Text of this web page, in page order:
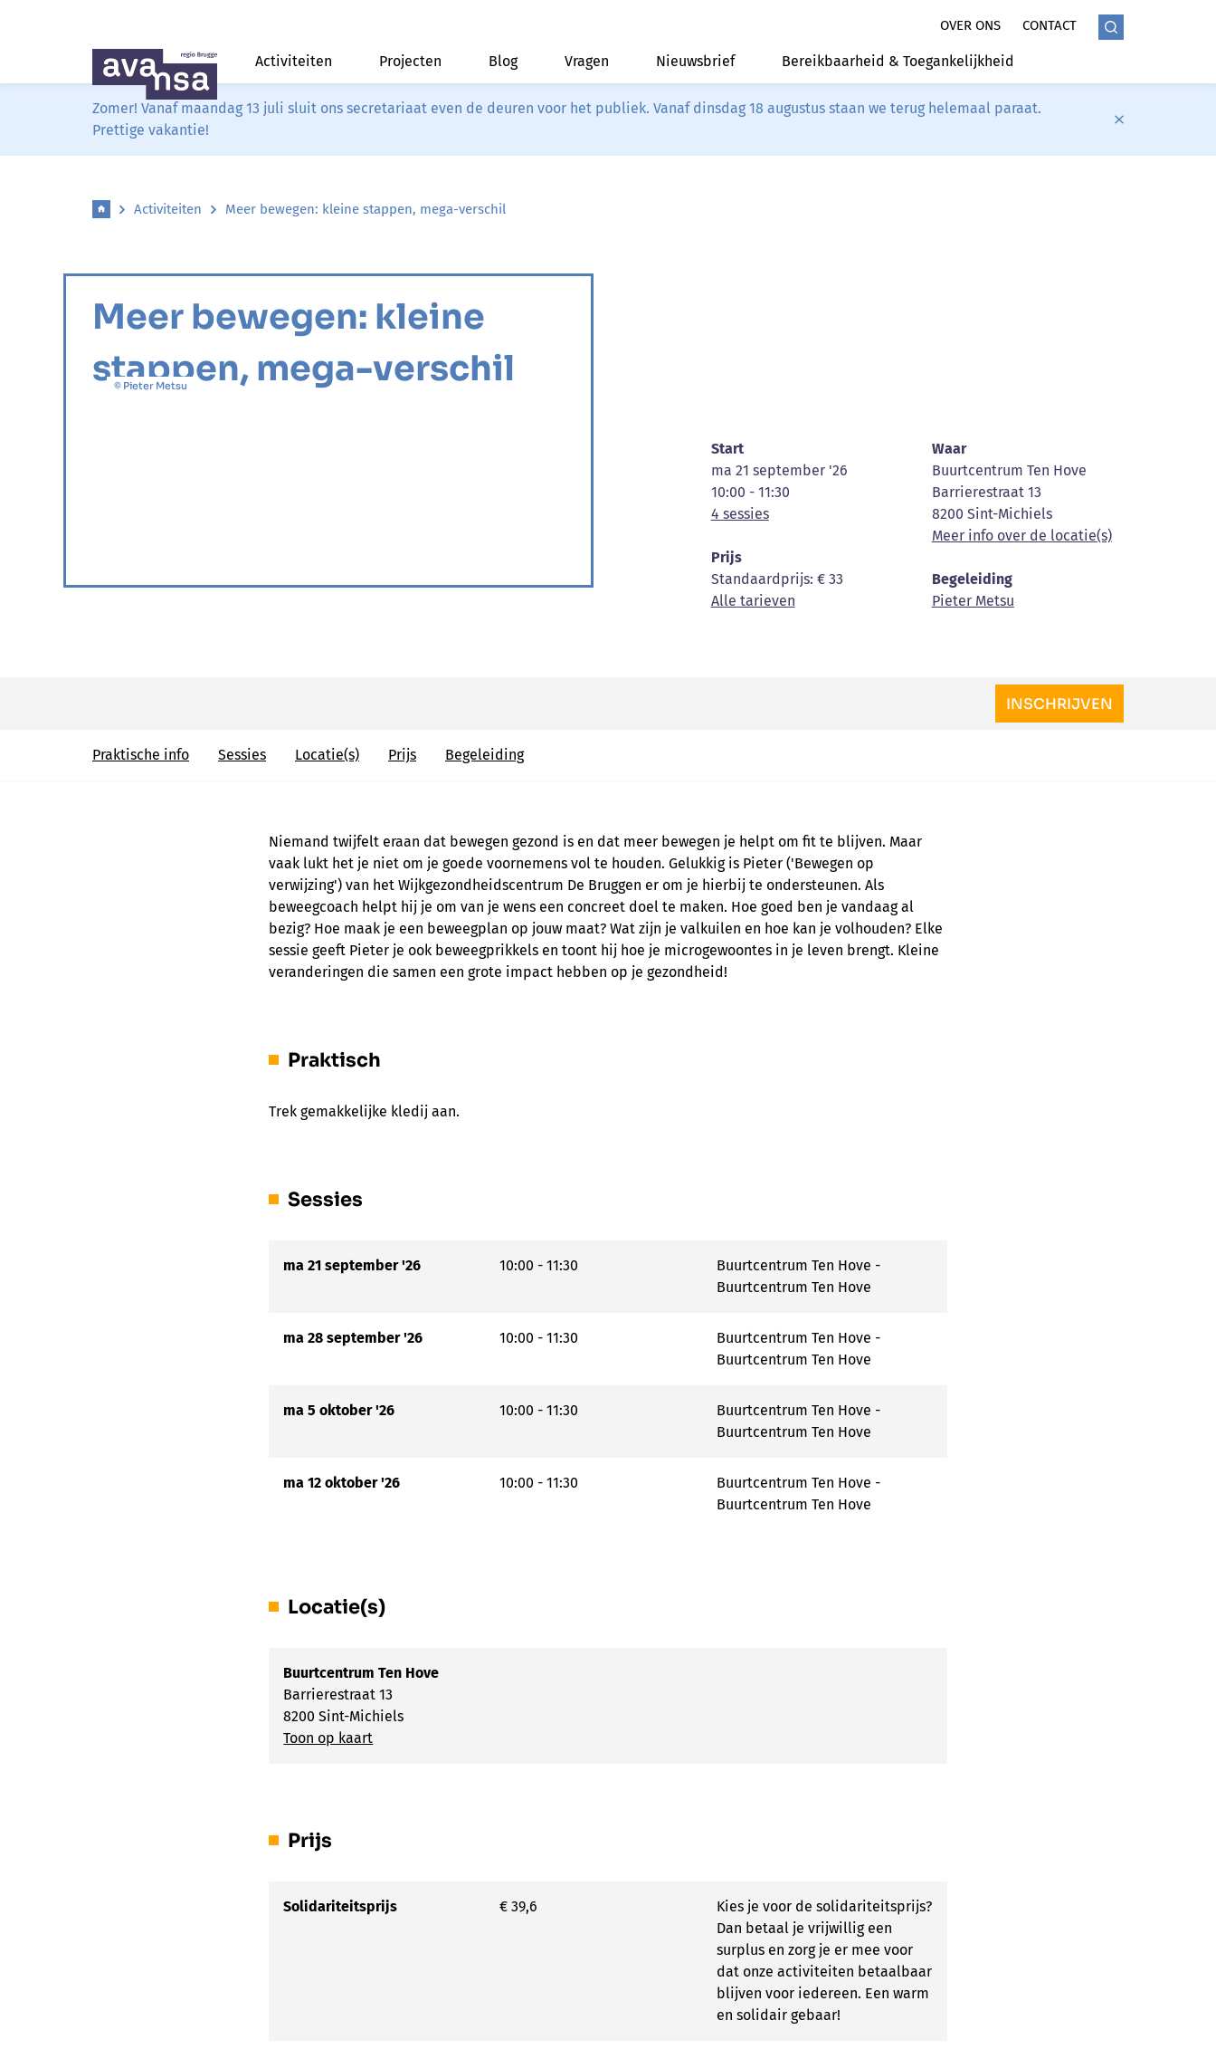
OVER ONS CONTACT
Activiteiten Projecten Blog Vragen Nieuwsbrief Bereikbaarheid & Toegankelijkheid
Zomer! Vanaf maandag 13 juli sluit ons secretariaat even de deuren voor het publiek. Vanaf dinsdag 18 augustus staan we terug helemaal paraat.
Prettige vakantie!
Activiteiten Meer bewegen: kleine stappen, mega-verschil
Meer bewegen: kleine
stappen, mega-verschil
© Pieter Metsu
Start
ma 21 september '26
10:00 - 11:30
4 sessies
Prijs
Standaardprijs: € 33
Alle tarieven
Waar
Buurtcentrum Ten Hove
Barrierestraat 13
8200 Sint-Michiels
Meer info over de locatie(s)
Begeleiding
Pieter Metsu
INSCHRIJVEN
Praktische info Sessies Locatie(s) Prijs Begeleiding
Niemand twijfelt eraan dat bewegen gezond is en dat meer bewegen je helpt om fit te blijven. Maar
vaak lukt het je niet om je goede voornemens vol te houden. Gelukkig is Pieter ('Bewegen op
verwijzing') van het Wijkgezondheidscentrum De Bruggen er om je hierbij te ondersteunen. Als
beweegcoach helpt hij je om van je wens een concreet doel te maken. Hoe goed ben je vandaag al
bezig? Hoe maak je een beweegplan op jouw maat? Wat zijn je valkuilen en hoe kan je volhouden? Elke
sessie geeft Pieter je ook beweegprikkels en toont hij hoe je microgewoontes in je leven brengt. Kleine
veranderingen die samen een grote impact hebben op je gezondheid!
Praktisch
Trek gemakkelijke kledij aan.
Sessies
ma 21 september '26 10:00 - 11:30
Buurtcentrum Ten Hove -
Buurtcentrum Ten Hove
ma 28 september '26 10:00 - 11:30
Buurtcentrum Ten Hove -
Buurtcentrum Ten Hove
ma 5 oktober '26 10:00 - 11:30
Buurtcentrum Ten Hove -
Buurtcentrum Ten Hove
ma 12 oktober '26 10:00 - 11:30
Buurtcentrum Ten Hove -
Buurtcentrum Ten Hove
Locatie(s)
Buurtcentrum Ten Hove
Barrierestraat 13
8200 Sint-Michiels
Toon op kaart
Prijs
Solidariteitsprijs € 39,6
Kies je voor de solidariteitsprijs?
Dan betaal je vrijwillig een
surplus en zorg je er mee voor
dat onze activiteiten betaalbaar
blijven voor iedereen. Een warm
en solidair gebaar!